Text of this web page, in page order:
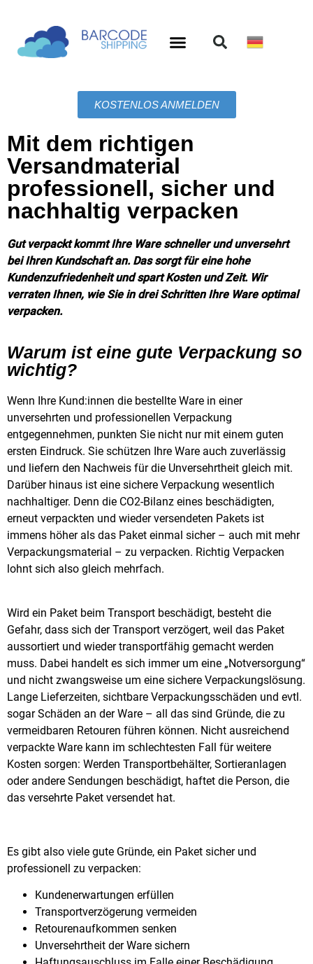
KOSTENLOS ANMELDEN
Mit dem richtigen
Versandmaterial
professionell, sicher und
nachhaltig verpacken
Gut verpackt kommt Ihre Ware schneller und unversehrt
bei Ihren Kundschaft an. Das sorgt für eine hohe
Kundenzufriedenheit und spart Kosten und Zeit. Wir
verraten Ihnen, wie Sie in drei Schritten Ihre Ware optimal
verpacken.
Warum ist eine gute Verpackung so
wichtig?
Wenn Ihre Kund:innen die bestellte Ware in einer
unversehrten und professionellen Verpackung
entgegennehmen, punkten Sie nicht nur mit einem guten
ersten Eindruck. Sie schützen Ihre Ware auch zuverlässig
und liefern den Nachweis für die Unversehrtheit gleich mit.
Darüber hinaus ist eine sichere Verpackung wesentlich
nachhaltiger. Denn die CO2-Bilanz eines beschädigten,
erneut verpackten und wieder versendeten Pakets ist
immens höher als das Paket einmal sicher – auch mit mehr
Verpackungsmaterial – zu verpacken. Richtig Verpacken
lohnt sich also gleich mehrfach.
Wird ein Paket beim Transport beschädigt, besteht die
Gefahr, dass sich der Transport verzögert, weil das Paket
aussortiert und wieder transportfähig gemacht werden
muss. Dabei handelt es sich immer um eine „Notversorgung“
und nicht zwangsweise um eine sichere Verpackungslösung.
Lange Lieferzeiten, sichtbare Verpackungsschäden und evtl.
sogar Schäden an der Ware – all das sind Gründe, die zu
vermeidbaren Retouren führen können. Nicht ausreichend
verpackte Ware kann im schlechtesten Fall für weitere
Kosten sorgen: Werden Transportbehälter, Sortieranlagen
oder andere Sendungen beschädigt, haftet die Person, die
das versehrte Paket versendet hat.
Es gibt also viele gute Gründe, ein Paket sicher und
professionell zu verpacken:
Kundenerwartungen erfüllen
Transportverzögerung vermeiden
Retourenaufkommen senken
Unversehrtheit der Ware sichern